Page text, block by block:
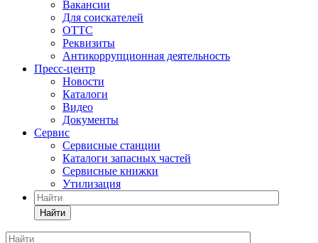
Вакансии
Для соискателей
ОТТС
Реквизиты
Антикоррупционная деятельность
Пресс-центр
Новости
Каталоги
Видео
Документы
Сервис
Сервисные станции
Каталоги запасных частей
Сервисные книжки
Утилизация
Найти